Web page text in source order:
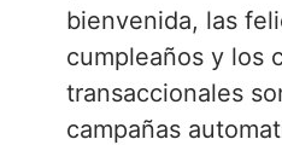
bienvenida, las
cumpleaños y los
transaccionales
campañas